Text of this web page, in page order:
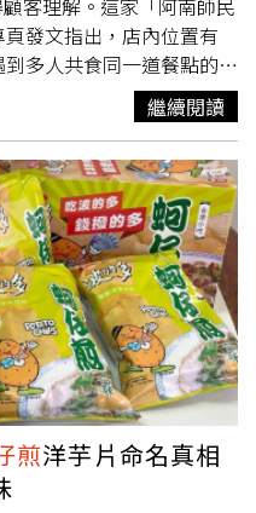
到內心深處。2023年推
樂評的雙重肯定，2024年
高峰。這次george將在12
的舞台，他預告編排上有
天的演出。而george先
人、乾淨的城市以及滷肉
灣，george表示這次想嘗
客理解。這家「阿南師民
發文指出，店內位置有
多人共食同一道餐點的情
限。公告中還附上一張照
子，顯見實際共食情況。店
共點一份售價70元的蚵仔
，卻占用店內空間將近半
就久坐，導致店內難以翻
人力等成本壓力，店家無
此保障基本營運空間。不
消金額，而是呼籲顧客在
示，小吃店經營本就不易，
共食不僅影響翻桌率，也影
繼續閱讀
煎洋芋片命名真相